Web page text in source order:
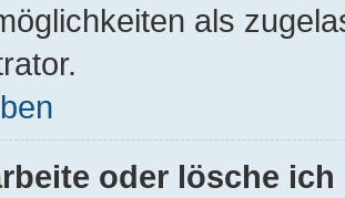
als
oder lösche